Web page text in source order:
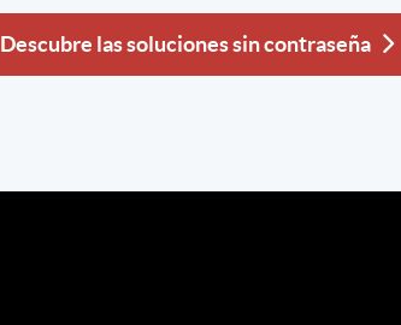
Descubre las soluciones sin contraseña